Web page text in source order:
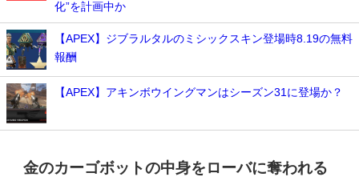
化”を計画中か
【APEX】ジブラルタルのミシックスキン登場時8.19の無料
報酬
【APEX】アキンボウイングマンはシーズン31に登場か？
金のカーゴボットの中身をローバに奪われる